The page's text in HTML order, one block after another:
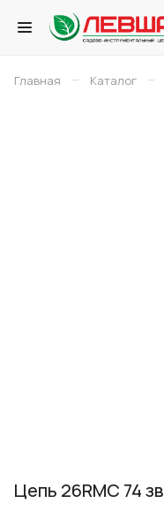
Главная – Каталог –
Цепь 26RMC 74